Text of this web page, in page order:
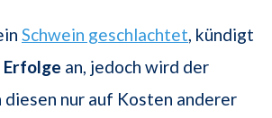
Schwein geschlachtet, kündigt
Erfolge an, jedoch wird der
nur auf Kosten anderer